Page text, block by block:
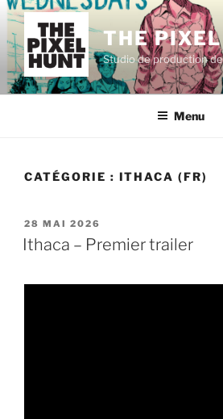
Aller
contenu
principal
THE
Studio de production
Menu
CATÉGORIE : ITHACA (FR)
PUBLIÉ
LE
28 MAI 2026
Ithaca – Premier trailer